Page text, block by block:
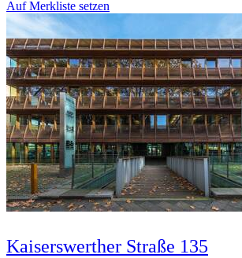
Auf Merkliste setzen
Kaiserswerther Straße 135